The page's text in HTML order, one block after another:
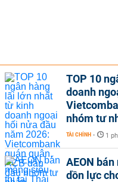
TOP 10
doanh
nhóm tư
TÀI CHÍNH - 1
AEON
dồn lực